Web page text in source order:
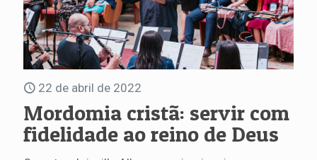
22 de abril de 2022
Mordomia cristã: servir com
fidelidade ao reino de Deus